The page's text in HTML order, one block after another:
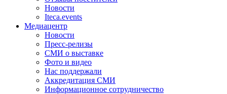
Новости
Iteca.events
Медиацентр
Новости
Пресс-релизы
СМИ о выставке
Фото и видео
Нас поддержали
Аккредитация СМИ
Информационное сотрудничество